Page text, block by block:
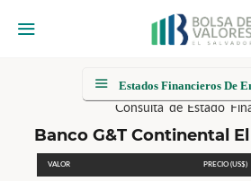
Estados Financieros De
Consulta de Estado
Banco G&T Continental
VALOR PRECIO (US$)